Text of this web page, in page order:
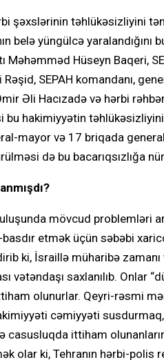
şəxslərinin təhlükəsizliyini
belə yüngülcə yaralandığını
Məhəmməd Hüseyn Baqeri,
SEPAH komandanı,
Əli Hacızadə və hərbi
hakimiyyətin
mayor və 17 briqada
də bu bacarıqsızlığa
mövcud problemləri
etmək üçün səbəbi
ki, İsraillə müharibə
saxlanılıb. Onlar
olunurlar. Qeyri-rəsmi
cəmiyyəti
ittiham
olar ki, Tehranın hərbi-polis